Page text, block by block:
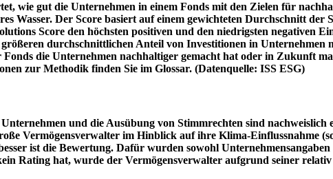
wie gut die Unternehmen in einem Fonds mit den Zielen für
Wasser. Der Score basiert auf einem gewichteten Durchschnitt
Score den höchsten positiven und den niedrigsten negativen
durchschnittlichen Anteil von Investitionen in
die Unternehmen nachhaltiger gemacht hat oder in Zukunft
zur Methodik finden Sie im Glossar. (Datenquelle: ISS ESG)
und die Ausübung von Stimmrechten sind
Vermögensverwalter im Hinblick auf ihre Klima-Einflussnahme
ist die Bewertung. Dafür wurden sowohl
Rating hat, wurde der Vermögensverwalter aufgrund seiner